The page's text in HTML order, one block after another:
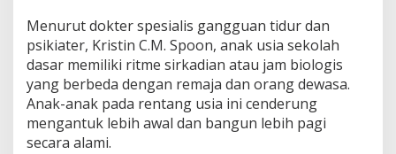
Menurut dokter spesialis gangguan tidur dan
psikiater, Kristin C.M. Spoon, anak usia sekolah
dasar memiliki ritme sirkadian atau jam biologis
yang berbeda dengan remaja dan orang dewasa.
Anak-anak pada rentang usia ini cenderung
mengantuk lebih awal dan bangun lebih pagi
secara alami.